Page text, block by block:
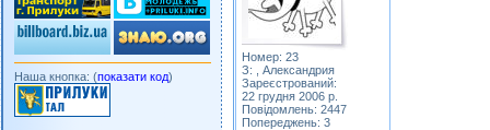
Наша кнопка: (показати код)
Номер: 23
З: , Александрия
Зареєстрований:
22 грудня 2006 р.
Повідомлень: 2447
Попереджень: 3